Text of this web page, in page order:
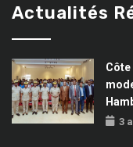
Actualités
Côte
3